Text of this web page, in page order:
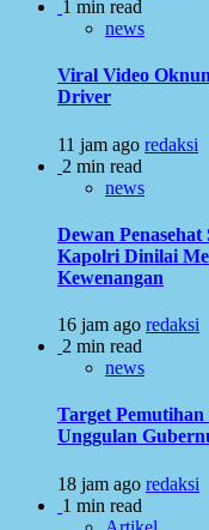
1 min read
news
Viral Video
Driver
11 jam ago redaksi
2 min read
news
Dewan
Kapolri Dinilai
Kewenangan
16 jam ago redaksi
2 min read
news
Target
Unggulan
18 jam ago redaksi
1 min read